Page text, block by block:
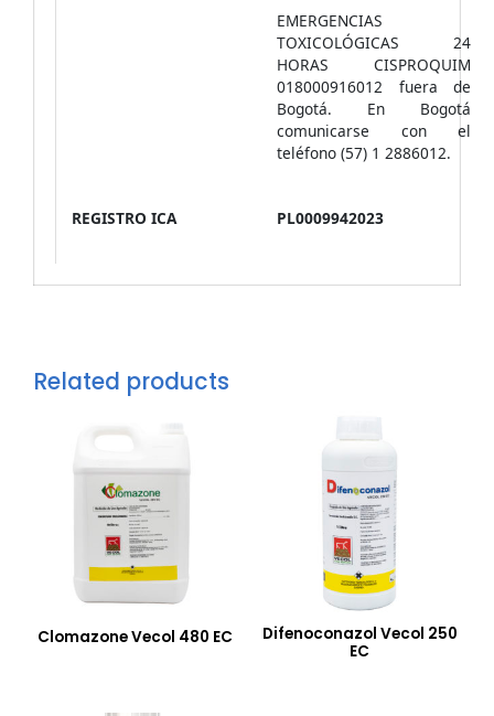
EMERGENCIAS
TOXICOLÓGICAS 24
HORAS CISPROQUIM
018000916012 fuera de
Bogotá. En Bogotá
comunicarse con el
teléfono (57) 1 2886012.
REGISTRO ICA PL0009942023
Related products
Clomazone Vecol 480 EC
Difenoconazol Vecol 250
EC